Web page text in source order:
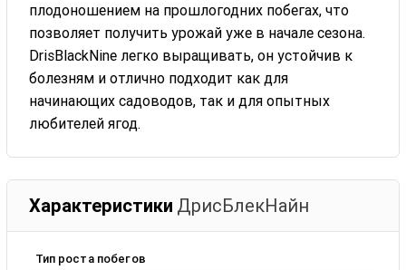
плодоношением на прошлогодних побегах, что
позволяет получить урожай уже в начале сезона.
DrisBlackNine легко выращивать, он устойчив к
болезням и отлично подходит как для
начинающих садоводов, так и для опытных
любителей ягод.
Характеристики ДрисБлекНайн
Тип роста побегов